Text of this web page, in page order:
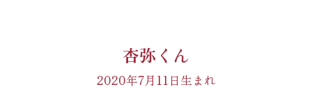
杏弥くん
2020年7月11日生まれ